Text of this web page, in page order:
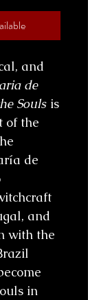
and
de
Souls is
of the
de
and
with the
in